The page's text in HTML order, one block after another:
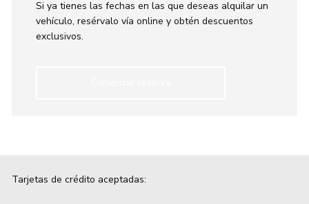
Si ya tienes las fechas en las que deseas alquilar un
vehículo, resérvalo vía online y obtén descuentos
exclusivos.
Tarjetas de crédito aceptadas: